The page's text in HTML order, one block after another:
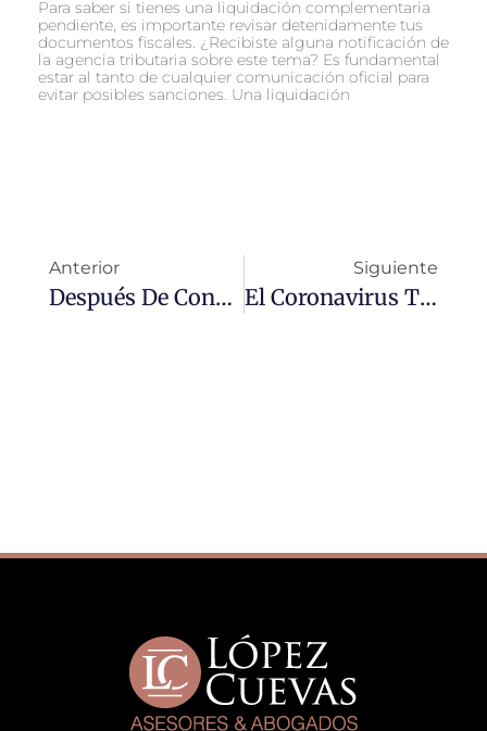
Para saber si tienes una liquidación complementaria
pendiente, es importante revisar detenidamente tus
documentos fiscales. ¿Recibiste alguna notificación de
la agencia tributaria sobre este tema? Es fundamental
estar al tanto de cualquier comunicación oficial para
evitar posibles sanciones. Una liquidación
Anterior
Después De Conseguir La Anulación De Una Liquidación Complementaria En El Tribunal Económico-Administrativo Regional, ¿puede La Administración Volver A Girar Una Nueva Liquidación?
Siguiente
El Coronavirus También Afecta A Las Liquidaciones Complementarias Del Impuesto Sobre Transmisiones Patrimoniales Y Del Impuesto Sobre Sucesiones Y Donaciones